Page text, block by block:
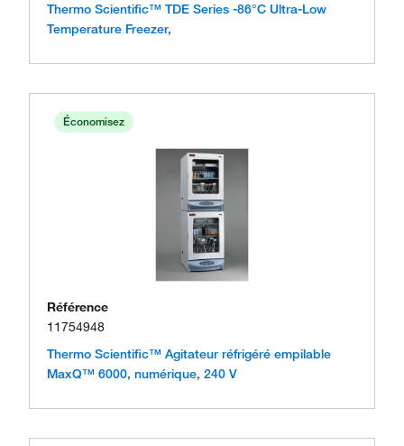
Thermo Scientific™ TDE Series -86°C Ultra-Low
Temperature Freezer,
Économisez
Référence
11754948
Thermo Scientific™ Agitateur réfrigéré empilable
MaxQ™ 6000, numérique, 240 V